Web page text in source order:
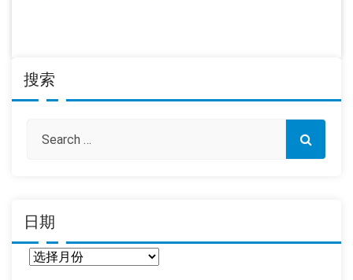
搜索
日期